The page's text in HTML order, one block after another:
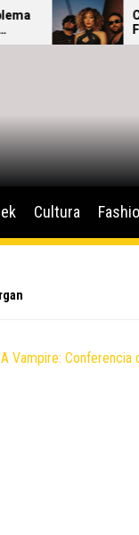
Cultura